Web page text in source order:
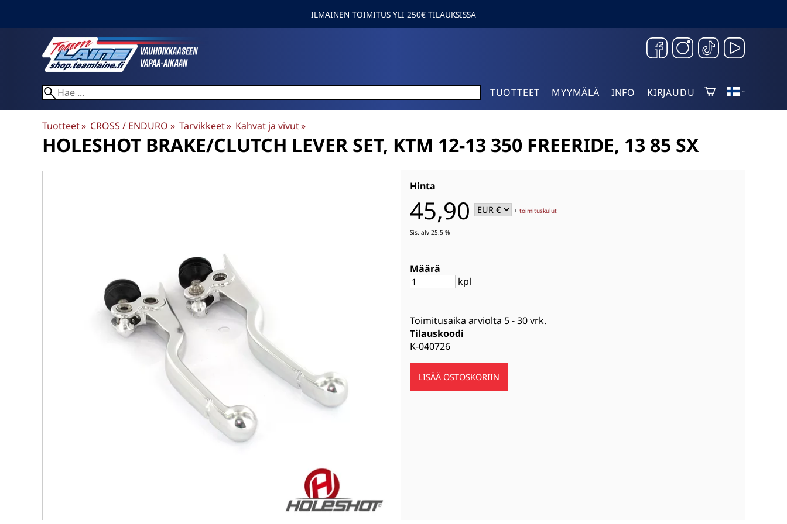
ILMAINEN TOIMITUS YLI 250€ TILAUKSISSA
TUOTTEET MYYMÄLÄ INFO KIRJAUDU
Tuotteet‪» CROSS / ENDURO ‪» Tarvikkeet‪» Kahvat ja vivut‪»
HOLESHOT BRAKE/CLUTCH LEVER SET, KTM 12-13 350 FREERIDE, 13 85 SX
Hinta
45,90 +toimituskulut
Sis. alv 25.5 %
Määrä
kpl
Toimitusaika arviolta 5 - 30 vrk.
Tilauskoodi
K-040726